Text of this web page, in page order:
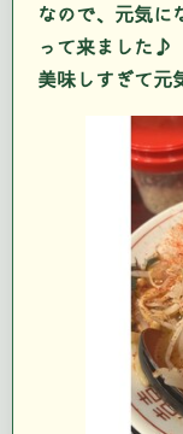
なので、元気に
って来ました♪
美味しすぎて